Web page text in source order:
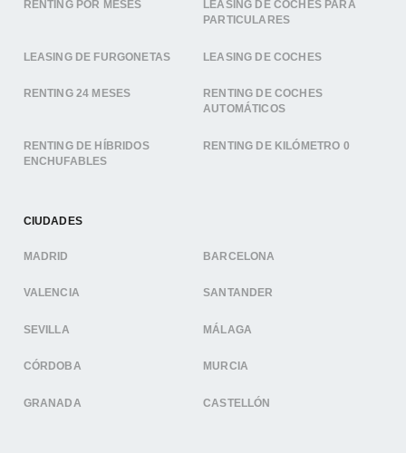
RENTING POR MESES
LEASING DE COCHES PARA
PARTICULARES
LEASING DE FURGONETAS LEASING DE COCHES
RENTING 24 MESES
RENTING DE COCHES
AUTOMÁTICOS
RENTING DE HÍBRIDOS
ENCHUFABLES
RENTING DE KILÓMETRO 0
CIUDADES
MADRID BARCELONA
VALENCIA SANTANDER
SEVILLA MÁLAGA
CÓRDOBA MURCIA
GRANADA CASTELLÓN